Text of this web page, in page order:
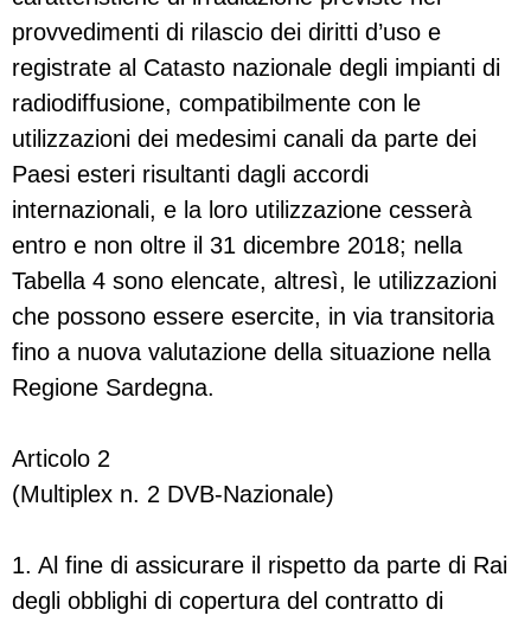
provvedimenti di rilascio dei diritti d’uso e
registrate al Catasto nazionale degli impianti di
radiodiffusione, compatibilmente con le
utilizzazioni dei medesimi canali da parte dei
Paesi esteri risultanti dagli accordi
internazionali, e la loro utilizzazione cesserà
entro e non oltre il 31 dicembre 2018; nella
Tabella 4 sono elencate, altresì, le utilizzazioni
che possono essere esercite, in via transitoria
fino a nuova valutazione della situazione nella
Regione Sardegna.
Articolo 2
(Multiplex n. 2 DVB-Nazionale)
1. Al fine di assicurare il rispetto da parte di Rai
degli obblighi di copertura del contratto di